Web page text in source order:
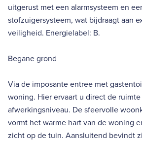
uitgerust met een alarmsysteem en
stofzuigersysteem, wat bijdraagt aan
veiligheid. Energielabel: B.
Begane grond
Via de imposante entree met
woning. Hier ervaart u direct de
afwerkingsniveau. De sfeervolle
vormt het warme hart van de woning
zicht op de tuin. Aansluitend bevindt